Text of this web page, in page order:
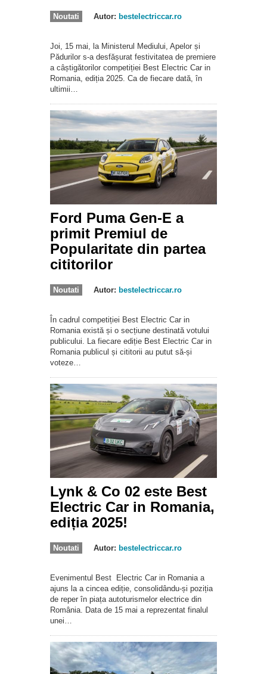
Noutati Autor: bestelectriccar.ro
Joi, 15 mai, la Ministerul Mediului, Apelor și
Pădurilor s-a desfășurat festivitatea de premiere
a câștigătorilor competiției Best Electric Car in
Romania, ediția 2025. Ca de fiecare dată, în
ultimii…
Ford Puma Gen-E a
primit Premiul de
Popularitate din partea
cititorilor
Noutati Autor: bestelectriccar.ro
În cadrul competiției Best Electric Car in
Romania există și o secțiune destinată votului
publicului. La fiecare ediție Best Electric Car in
Romania publicul și cititorii au putut să-și
voteze…
Lynk & Co 02 este Best
Electric Car in Romania,
ediția 2025!
Noutati Autor: bestelectriccar.ro
Evenimentul Best Electric Car in Romania a
ajuns la a cincea ediție, consolidându-și poziția
de reper în piața autoturismelor electrice din
România. Data de 15 mai a reprezentat finalul
unei…